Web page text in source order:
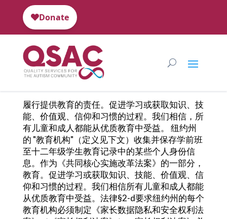
履行提供教育的责任。促进学习或获取知识、技
能、价值观、信仰和习惯的过程。我们相信，所
有儿童和成人都能从优质教育中受益。 纽约州
的 "教育机构"（定义见下文）收集并保存学前班
至十二年级学生教育记录中的某些个人身份信
息。作为《共同核心实施改革法案》的一部分，
教育。促进学习或获取知识、技能、价值观、信
仰和习惯的过程。我们相信所有儿童和成人都能
从优质教育中受益。法律§2-d要求纽约州的每个
教育机构必须制定《家长数据隐私和安全权利法